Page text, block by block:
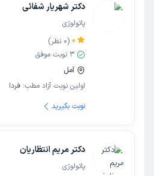
دکتر شهریار شفائی
پاتولوژی
0
(
0 نظر)
3 نوبت موفق
آمل
اولین نوبت آزاد مطب: فردا
نوبت بگیرید
دکتر مریم انتظاریان
پاتولوژی